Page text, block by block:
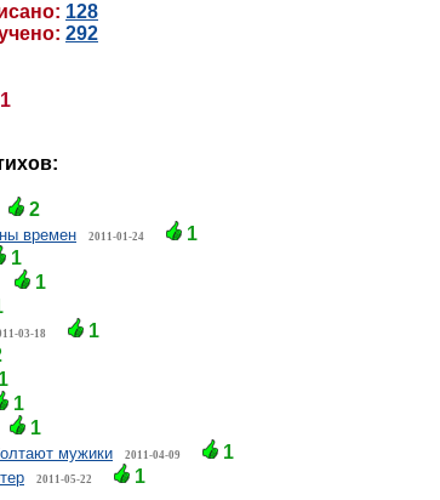
128
292
1
2
времен 2011-01-24 1
1
1
03-18 1
1
1
1
мужики 2011-04-09 1
2011-05-22 1